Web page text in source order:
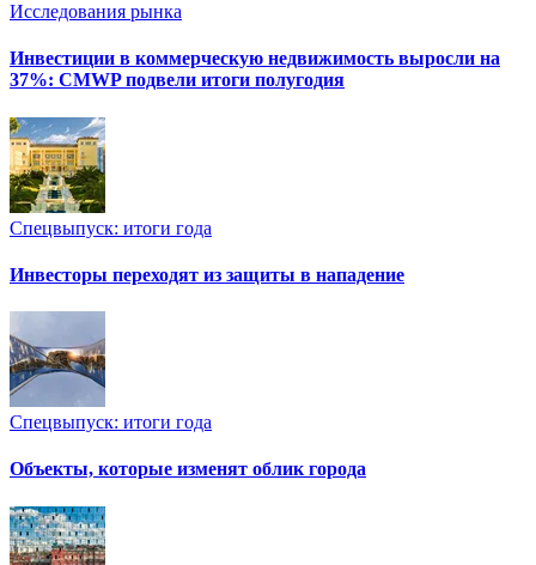
Исследования рынка
Инвестиции в коммерческую недвижимость выросли на
37%: CMWP подвели итоги полугодия
Спецвыпуск: итоги года
Инвесторы переходят из защиты в нападение
Спецвыпуск: итоги года
Объекты, которые изменят облик города